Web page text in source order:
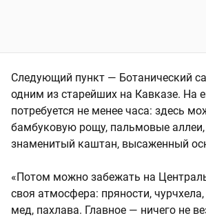
Следующий пункт — Ботанический
одним из старейших на Кавказе. На
потребуется не менее часа: здесь
бамбуковую рощу, пальмовые
знаменитый каштан, высаженный
«Потом можно забежать на
своя атмосфера: пряности,
мед, пахлава. Главное — ничего не